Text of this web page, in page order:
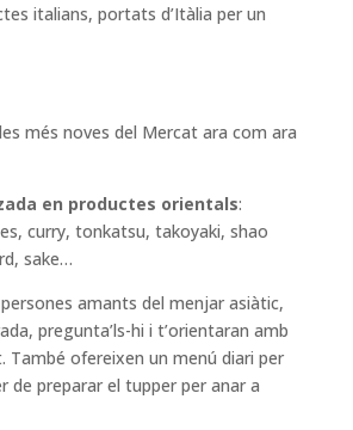
italians, portats d’Itàlia per un
més noves del Mercat ara com ara
en productes orientals:
curry, tonkatsu, takoyaki, shao
sake…
persones amants del menjar asiàtic,
pregunta’ls-hi i t’orientaran amb
També ofereixen un menú diari per
de preparar el tupper per anar a